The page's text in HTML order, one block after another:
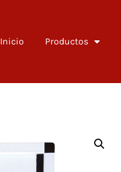
Inicio Productos